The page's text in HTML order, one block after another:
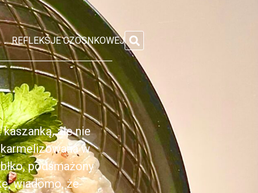
REFLEKSJE CZOSNKOWEJ
ale nie
w
podsmażony
wiadomo, że